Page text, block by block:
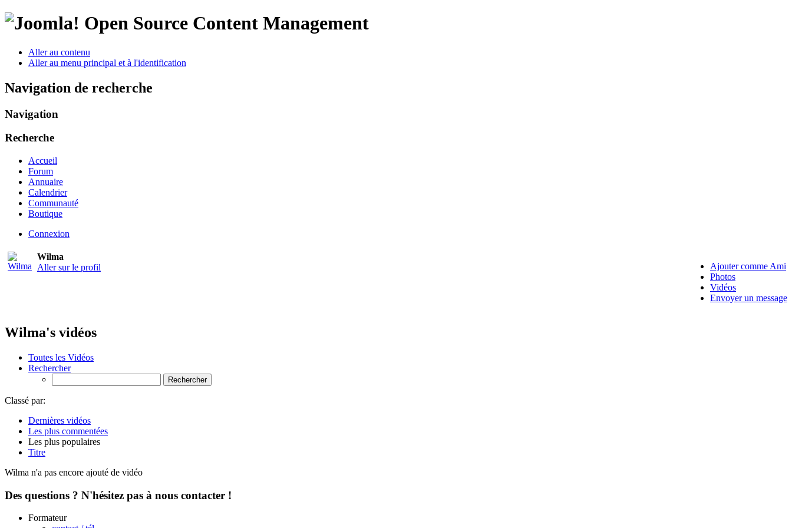
Open Source Content Management
Aller au contenu
Aller au menu principal et à l'identification
Navigation de recherche
Navigation
Recherche
Accueil
Forum
Annuaire
Calendrier
Communauté
Boutique
Connexion
Wilma
Aller sur le profil
Ajouter comme Ami
Photos
Vidéos
Envoyer un message
Wilma's vidéos
Toutes les Vidéos
Rechercher
Classé par:
Dernières vidéos
Les plus commentées
Les plus populaires
Titre
Wilma n'a pas encore ajouté de vidéo
Des questions ? N'hésitez pas à nous contacter !
Formateur